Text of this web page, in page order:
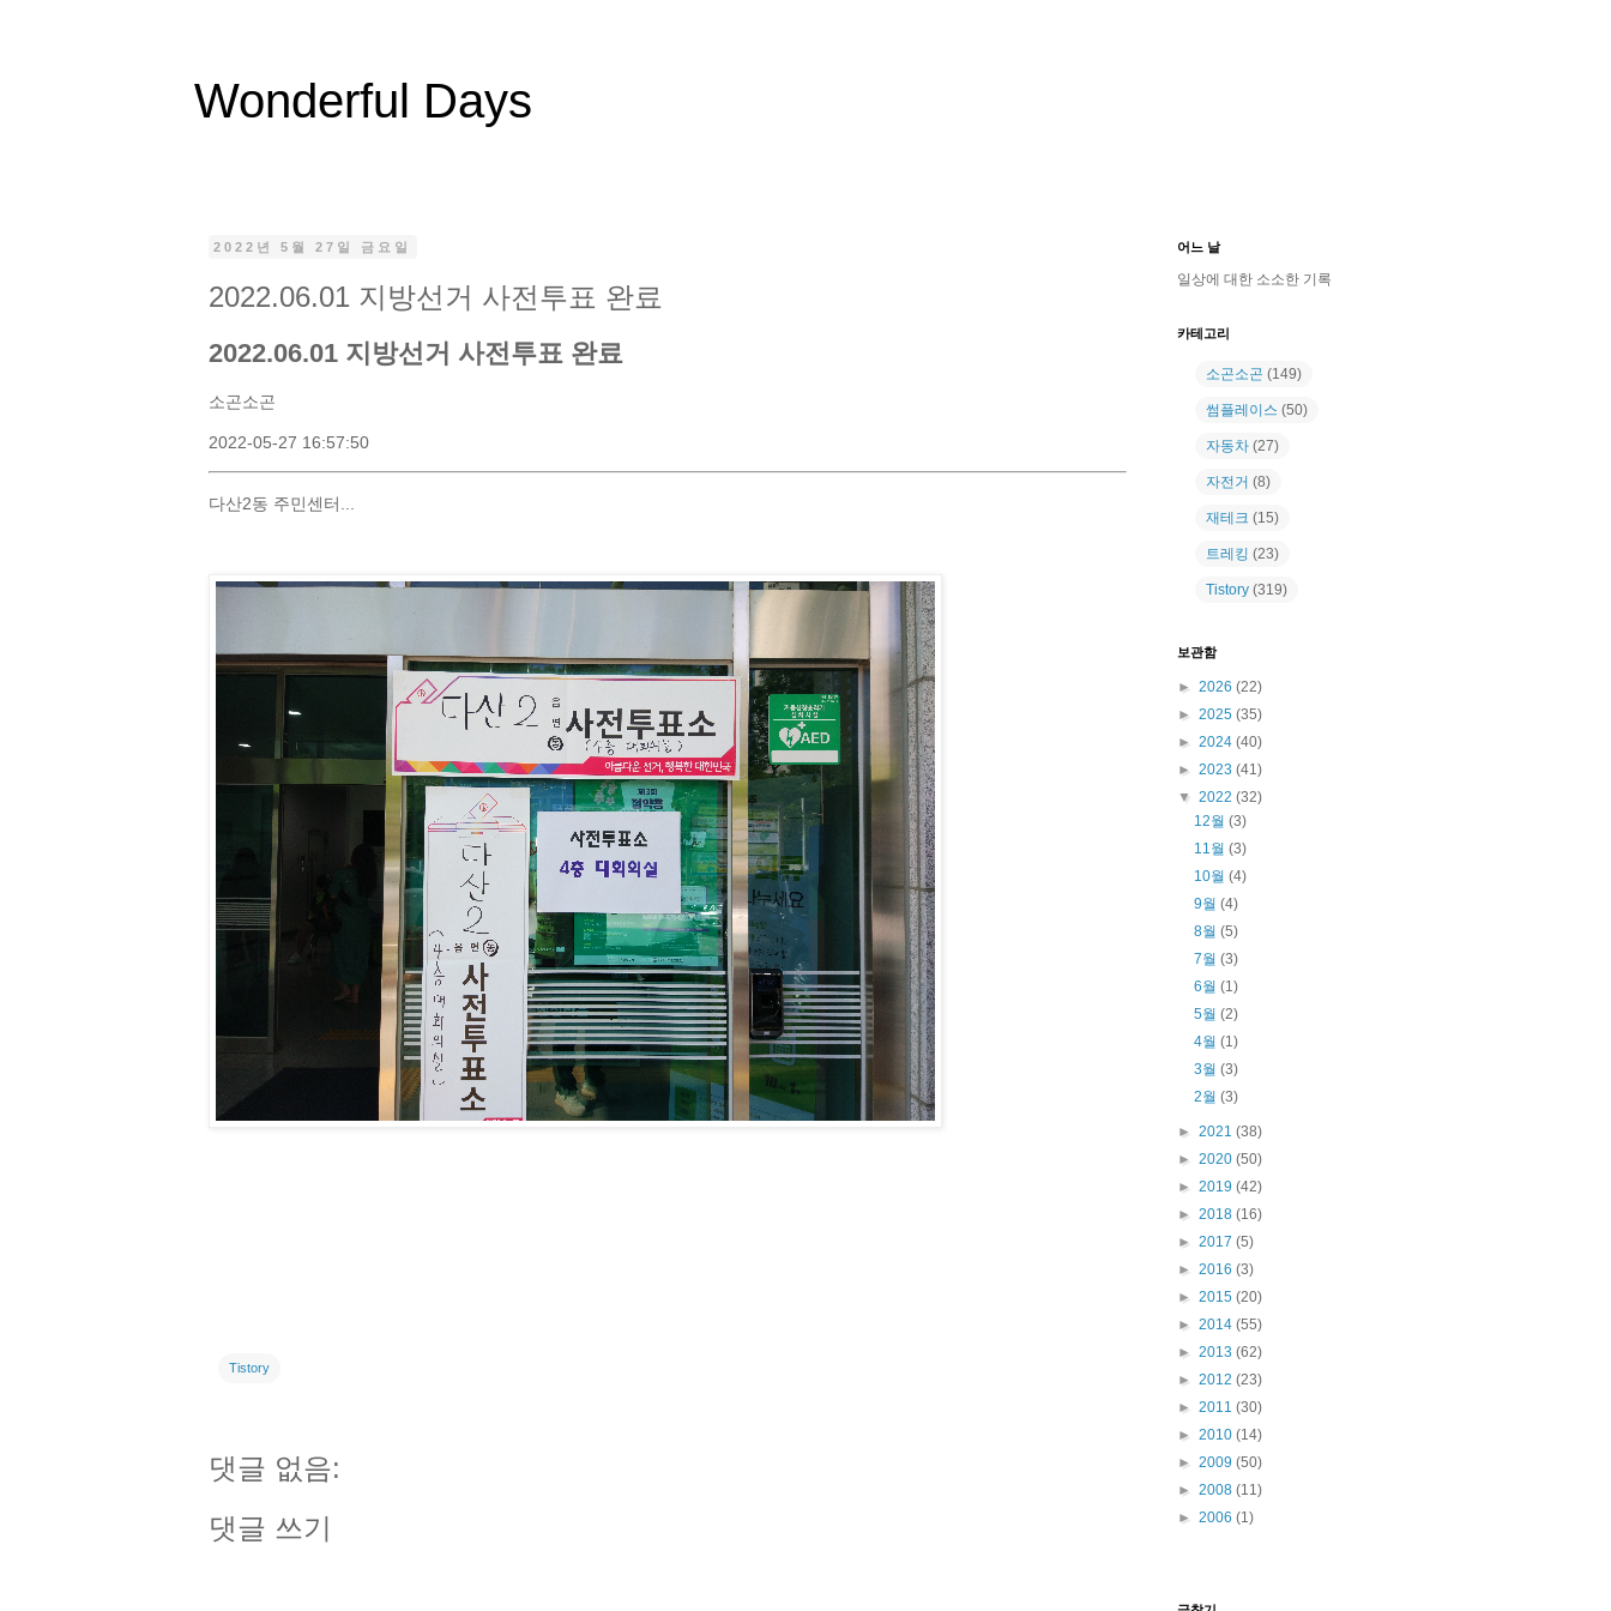
Wonderful Days
2022년 5월 27일 금요일
2022.06.01 지방선거 사전투표 완료
2022.06.01 지방선거 사전투표 완료
소곤소곤
2022-05-27 16:57:50
다산2동 주민센터...
Tistory
댓글 없음:
댓글 쓰기
어느 날
일상에 대한 소소한 기록
카테고리
소곤소곤 (149)
썸플레이스 (50)
자동차 (27)
자전거 (8)
재테크 (15)
트레킹 (23)
Tistory (319)
보관함
► 2026 (22)
► 2025 (35)
► 2024 (40)
► 2023 (41)
▼ 2022 (32)
12월(3)
11월(3)
10월(4)
9월(4)
8월(5)
7월(3)
6월(1)
5월(2)
4월(1)
3월(3)
2월(3)
► 2021 (38)
► 2020 (50)
► 2019 (42)
► 2018 (16)
► 2017 (5)
► 2016 (3)
► 2015 (20)
► 2014 (55)
► 2013 (62)
► 2012 (23)
► 2011 (30)
► 2010 (14)
► 2009 (50)
► 2008 (11)
► 2006 (1)